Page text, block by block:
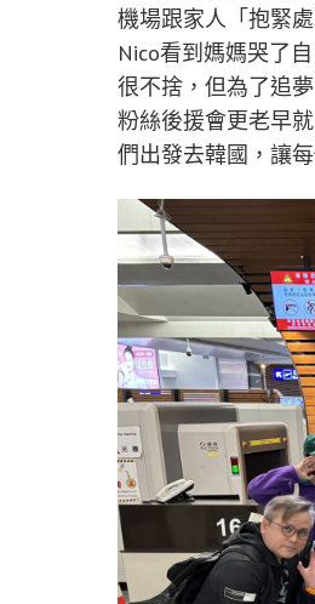
機場跟家人「抱緊
Nico看到媽媽哭了
很不捨，但為了追
粉絲後援會更老早
們出發去韓國，讓